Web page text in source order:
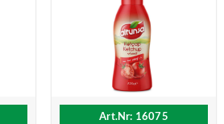
Art.Nr: 16075